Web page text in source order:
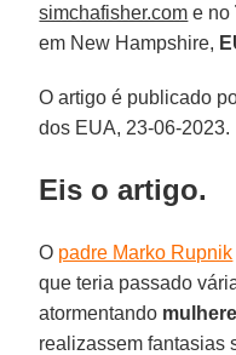
simchafisher.com e no
em New Hampshire,
O artigo é publicado
dos EUA, 23-06-2023.
Eis o artigo.
O padre Marko Rupnik
que teria passado
atormentando
realizassem fantasias